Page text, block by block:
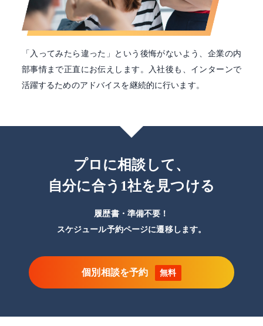
「入ってみたら違った」という後悔がないよう、企業の内
部事情まで正直にお伝えします。入社後も、インターンで
活躍するためのアドバイスを継続的に行います。
プロに相談して、
自分に合う1社を見つける
履歴書・準備不要！
スケジュール予約ページに遷移します。
個別相談を予約 無料